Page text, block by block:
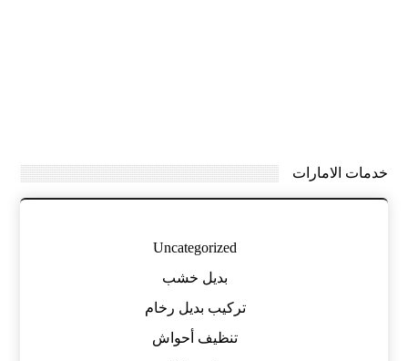
خدمات الامارات
Uncategorized
بديل خشب
تركيب بديل رخام
تنظيف أحواش